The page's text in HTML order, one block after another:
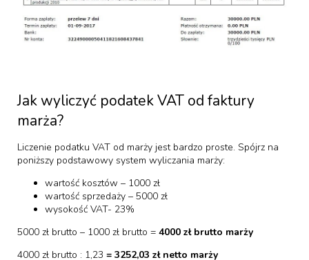
Jak wyliczyć podatek VAT od faktury
marża?
Liczenie podatku VAT od marży jest bardzo proste. Spójrz na
poniższy podstawowy system wyliczania marży:
wartość kosztów – 1000 zł
wartość sprzedaży – 5000 zł
wysokość VAT- 23%
5000 zł brutto – 1000 zł brutto = 4000 zł brutto marży
4000 zł brutto : 1,23 = 3252,03 zł netto marży